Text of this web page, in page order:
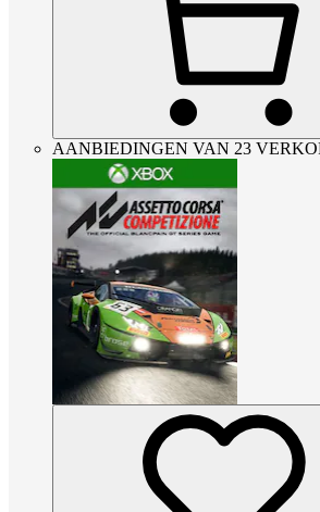
AANBIEDINGEN VAN 23